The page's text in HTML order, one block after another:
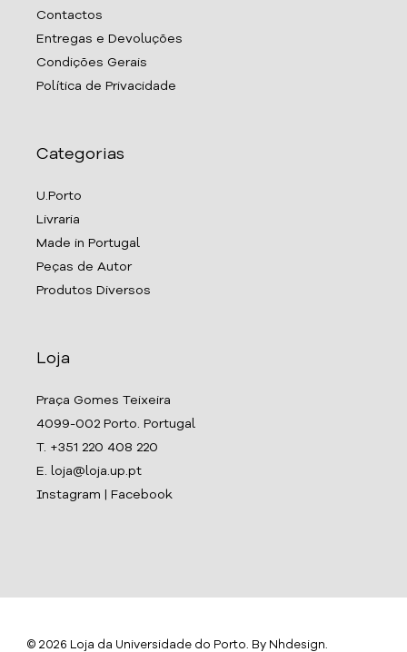
Contactos
Entregas e Devoluções
Condições Gerais
Política de Privacidade
Categorias
U.Porto
Livraria
Made in Portugal
Peças de Autor
Produtos Diversos
Loja
Praça Gomes Teixeira
4099-002 Porto. Portugal
T. +351 220 408 220
E. loja@loja.up.pt
Instagram
Facebook
© 2026 Loja da Universidade do Porto. By Nhdesign.